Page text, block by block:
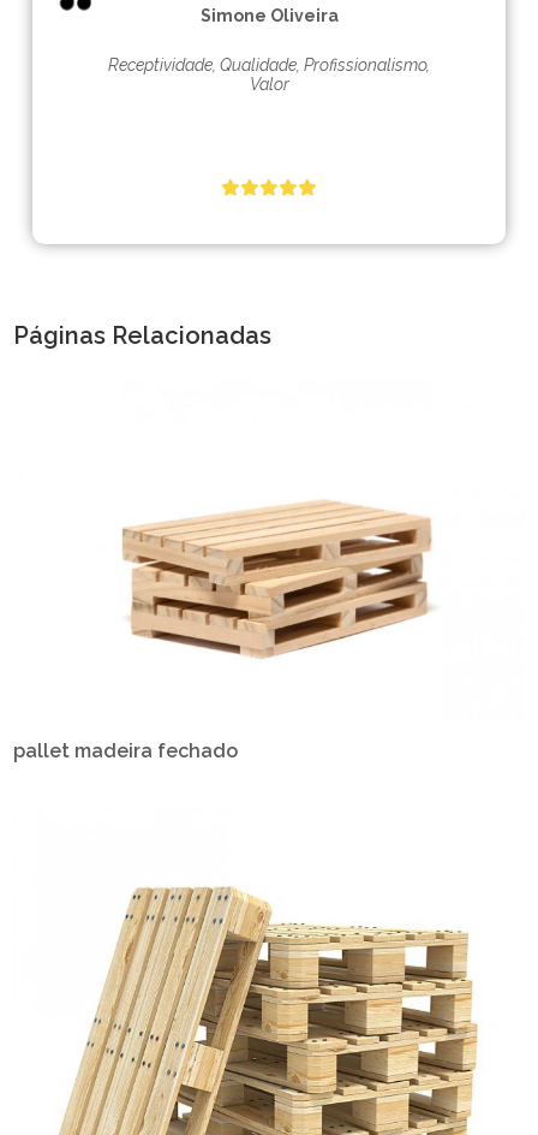
Simone Oliveira
Receptividade, Qualidade, Profissionalismo,
Valor
Páginas Relacionadas
pallet madeira fechado